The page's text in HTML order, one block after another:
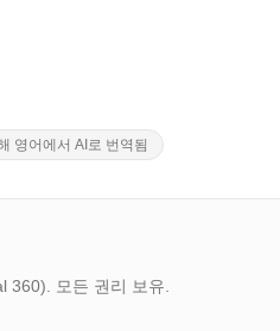
영어에서 AI로 번역됨
360). 모든 권리 보유.